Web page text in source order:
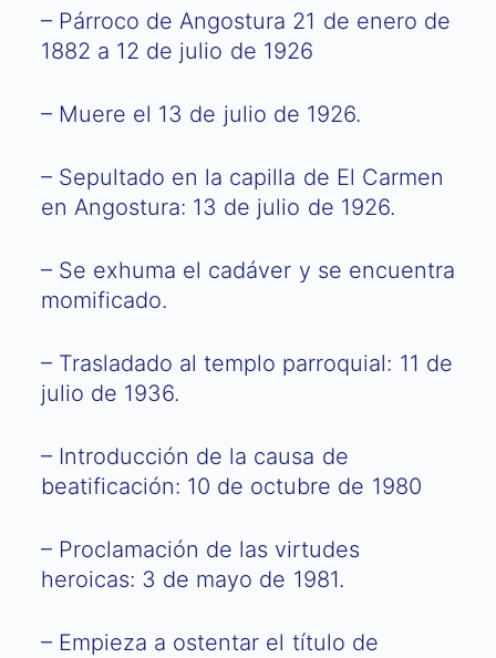
– Párroco de Angostura 21 de enero de
1882 a 12 de julio de 1926
– Muere el 13 de julio de 1926.
– Sepultado en la capilla de El Carmen
en Angostura: 13 de julio de 1926.
– Se exhuma el cadáver y se encuentra
momificado.
– Trasladado al templo parroquial: 11 de
julio de 1936.
– Introducción de la causa de
beatificación: 10 de octubre de 1980
– Proclamación de las virtudes
heroicas: 3 de mayo de 1981.
– Empieza a ostentar el título de